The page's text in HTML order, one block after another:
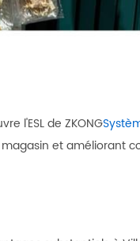
l'ESL de ZKONG
et améliorant